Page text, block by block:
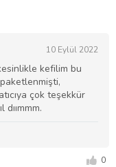
10 Eylül 2022
kefilim bu
çok teşekkür
0